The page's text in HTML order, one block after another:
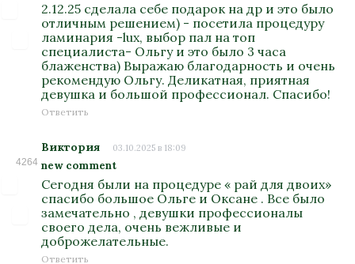
2.12.25 сделала себе подарок на др и это было
отличным решением) - посетила процедуру
ламинария -lux, выбор пал на топ
специалиста- Ольгу и это было 3 часа
блаженства) Выражаю благодарность и очень
рекомендую Ольгу. Деликатная, приятная
девушка и большой профессионал. Спасибо!
Ответить
4264
Виктория 03.10.2025 в 18:09
new comment
Сегодня были на процедуре « рай для двоих»
спасибо большое Ольге и Оксане . Все было
замечательно , девушки профессионалы
своего дела, очень вежливые и
доброжелательные.
Ответить